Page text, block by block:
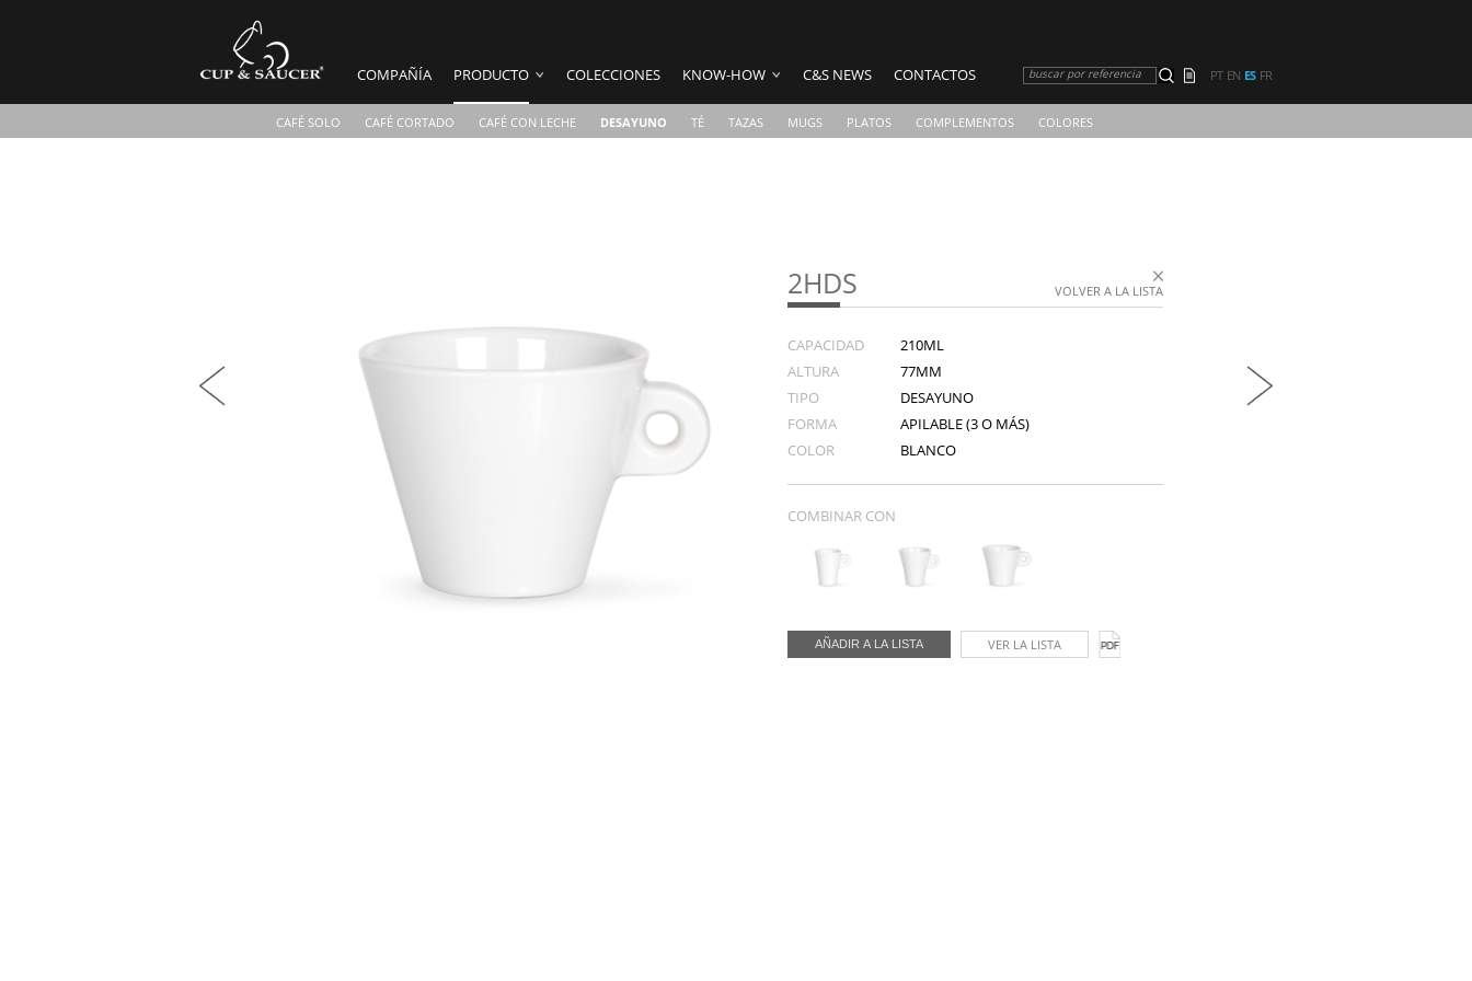
COMPAÑÍA PRODUCTO
CAFÉ SOLO CAFÉ CORTADO CAFÉ CON LECHE DESAYUNO TÉ TAZAS MUGS PLATOS COMPLEMENTOS COLORES
COLECCIONES KNOW-HOW C&S NEWS CONTACTOS buscar por referencia PT EN ES FR
VOLVER A LA LISTA
2HDS
CAPACIDAD
210ML
ALTURA
77MM
TIPO
DESAYUNO
FORMA
APILABLE (3 O MÁS)
COLOR
BLANCO
COMBINAR CON
VER LA LISTA